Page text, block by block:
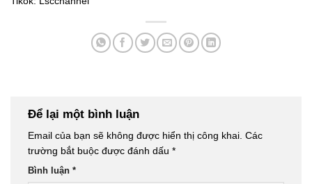
Để lại một bình luận
Email của bạn sẽ không được hiển thị công khai. Các
trường bắt buộc được đánh dấu *
Bình luận *